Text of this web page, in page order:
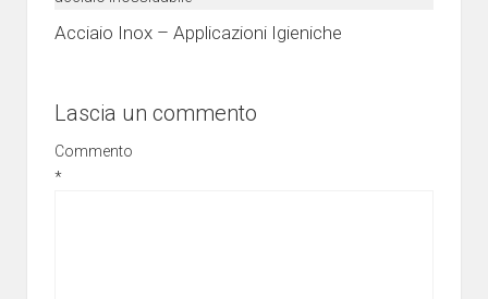
Acciaio Inox – Applicazioni Igieniche
Lascia un commento
Commento
*